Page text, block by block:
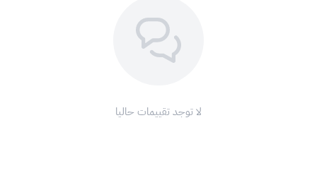
لا توجد تقييمات حاليا